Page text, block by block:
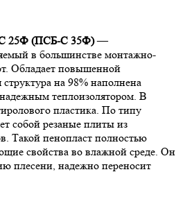
25Ф (ПСБ-С 35Ф)—
в большинстве монтажно-
Обладает повышенной
на 98% наполнена
теплоизолятором. В
пластика. По типу
собой резаные плиты из
Такой пенопласт полностью
свойства во влажной среде. Он
плесени, надежно переносит